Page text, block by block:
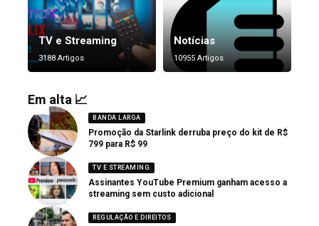
TV e Streaming
3188 Artigos
Notícias
10955 Artigos
Em alta 📈
BANDA LARGA
Promoção da Starlink derruba preço do kit de R$
799 para R$ 99
TV E STREAMING
Assinantes YouTube Premium ganham acesso a
streaming sem custo adicional
REGULAÇÃO E DIREITOS